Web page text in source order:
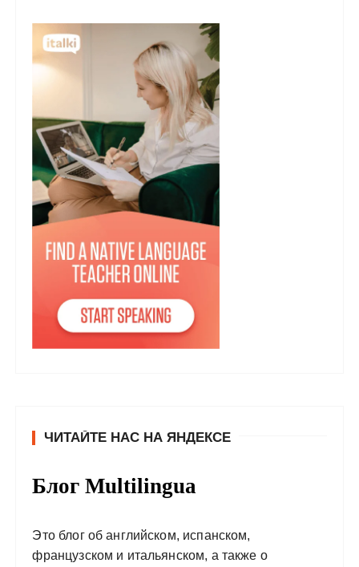
ЧИТАЙТЕ НАС НА ЯНДЕКСЕ
Блог Multilingua
Это блог об английском, испанском,
французском и итальянском, а также о